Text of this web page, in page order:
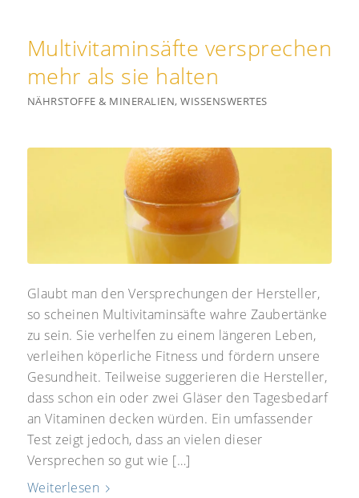
Multivitaminsäfte versprechen
mehr als sie halten
NÄHRSTOFFE & MINERALIEN,WISSENSWERTES
Glaubt man den Versprechungen der Hersteller,
so scheinen Multivitaminsäfte wahre Zaubertänke
zu sein. Sie verhelfen zu einem längeren Leben,
verleihen köperliche Fitness und fördern unsere
Gesundheit. Teilweise suggerieren die Hersteller,
dass schon ein oder zwei Gläser den Tagesbedarf
an Vitaminen decken würden. Ein umfassender
Test zeigt jedoch, dass an vielen dieser
Versprechen so gut wie […]
Weiterlesen